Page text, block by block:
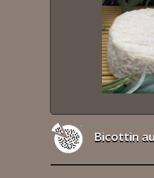
Bicottin